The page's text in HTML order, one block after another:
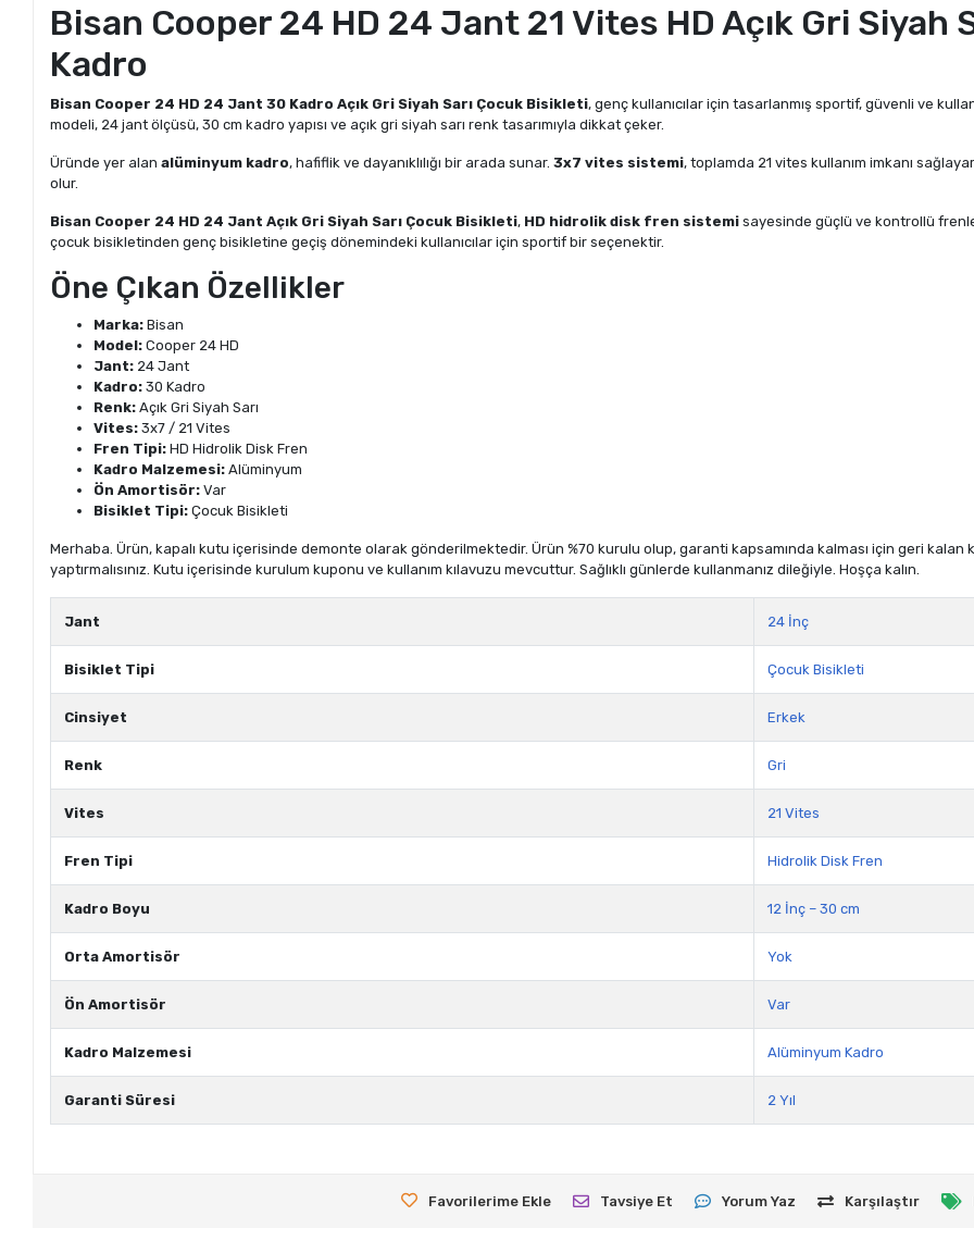
Bisan Cooper 24 HD 24 Jant 21 Vites HD Açık Gri Siyah
Kadro
Bisan Cooper 24 HD 24 Jant 30 Kadro Açık Gri Siyah Sarı Çocuk Bisikleti, genç kullanıcılar için tasarlanmış sportif, güvenli ve
modeli, 24 jant ölçüsü, 30 cm kadro yapısı ve açık gri siyah sarı renk tasarımıyla dikkat çeker.
Üründe yer alanalüminyum kadro, hafiflik ve dayanıklılığı bir arada sunar.3x7 vites sistemi, toplamda 21 vites kullanım imkanı
olur.
Bisan Cooper 24 HD 24 Jant Açık Gri Siyah Sarı Çocuk Bisikleti, HD hidrolik disk fren sistemi sayesinde güçlü ve kontrollü
çocuk bisikletinden genç bisikletine geçiş dönemindeki kullanıcılar için sportif bir seçenektir.
Öne Çıkan Özellikler
Marka: Bisan
Model: Cooper 24 HD
Jant: 24 Jant
Kadro: 30 Kadro
Renk: Açık Gri Siyah Sarı
Vites: 3x7 / 21 Vites
Fren Tipi: HD Hidrolik Disk Fren
Kadro Malzemesi: Alüminyum
Ön Amortisör: Var
Bisiklet Tipi: Çocuk Bisikleti
Merhaba. Ürün, kapalı kutu içerisinde demonte olarak gönderilmektedir. Ürün %70 kurulu olup, garanti kapsamında kalması için geri kalan
yaptırmalısınız. Kutu içerisinde kurulum kuponu ve kullanım kılavuzu mevcuttur. Sağlıklı günlerde kullanmanız dileğiyle. Hoşça kalın.
Jant 24 İnç
Bisiklet Tipi Çocuk Bisikleti
Cinsiyet Erkek
Renk Gri
Vites 21 Vites
Fren Tipi Hidrolik Disk Fren
Kadro Boyu 12 İnç – 30 cm
Orta Amortisör Yok
Ön Amortisör Var
Kadro Malzemesi Alüminyum Kadro
Garanti Süresi 2 Yıl
Favorilerime Ekle Tavsiye Et Yorum Yaz Karşılaştır